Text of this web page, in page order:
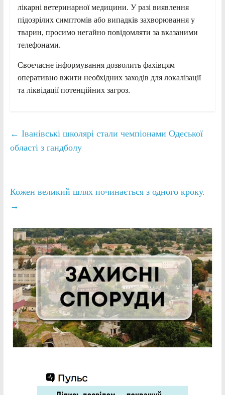
лікарні ветеринарної медицини. У разі виявлення
підозрілих симптомів або випадків захворювання у
тварин, просимо негайно повідомляти за вказаними
телефонами.
Своєчасне інформування дозволить фахівцям
оперативно вжити необхідних заходів для локалізації
та ліквідації потенційних загроз.
← Іванівські школярі стали чемпіонами Одеської
області з гандболу
Кожен великий шлях починається з одного кроку.
→